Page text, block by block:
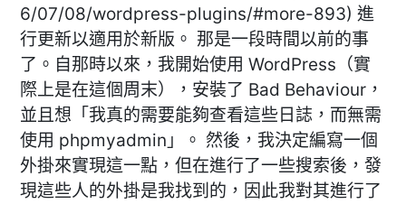
6/07/08/wordpress-plugins/#more-893) 進
行更新以適用於新版。 那是一段時間以前的事
了。自那時以來，我開始使用 WordPress（實
際上是在這個周末），安裝了 Bad Behaviour，
並且想「我真的需要能夠查看這些日誌，而無需
使用 phpmyadmin」。 然後，我決定編寫一個
外掛來實現這一點，但在進行了一些搜索後，發
現這些人的外掛是我找到的，因此我對其進行了